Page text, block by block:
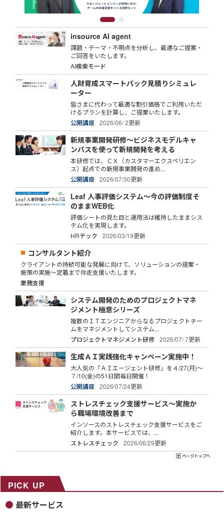
insource AI agent
課題・テーマ・不明点を分析し、最適なご提案・
ご回答をいたします。
AI検索モード
人財育成スマートパック見積りシミュレ
ーター
皆さまに代わって最適な割引価格でご利用いただ
けるプランを計算し、ご提案いたします。
公開講座
2026/06/ 2更新
新規事業開発研修～ビジネスモデルキャ
ンバスを使って新規開発を考える
本研修では、ＣＸ（カスタマーエクスペリエン
ス）起点での新規事業開発の進め...
公開講座
2026/07/30更新
Leaf 人事評価システム～今の評価制度そ
のままWEB化
評価シートの見た目と運用法は維持したままシス
テム化を実現します。
HRテック
2026/03/19更新
コンサルタント紹介
クライアントの持続可能な発展に向けて、ソリューションの提案・
施策の実施～定着まで伴走支援いたします。
業務支援
システム開発のためのプロジェクトマネ
ジメント極意シリーズ
複数のＩＴエンジニアからなるプロジェクトチー
ムをマネジメントしてシステム...
プロジェクトマネジメント研修
2026/07/ 7更新
生成ＡＩ実践強化キャンペーン実施中！
大人気の「ＡＩエージェント研修」を４/27(月)～
７/10(金)の51日間毎日開催！
公開講座
2026/07/24更新
ストレスチェック支援サービス～実施か
ら職場環境改善まで
インソースのストレスチェック支援サービスをご
紹介します。本サービスでは、...
ストレスチェック
2026/06/29更新
PICK UP
最新サービス